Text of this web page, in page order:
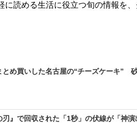
に読める生活に役立つ旬の情報を
とめ買いした名古屋の“チーズケーキ”
刃』で回収された「1秒」の伏線が「神